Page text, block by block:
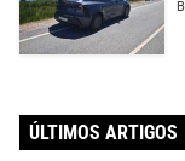
ÚLTIMOS ARTIGOS